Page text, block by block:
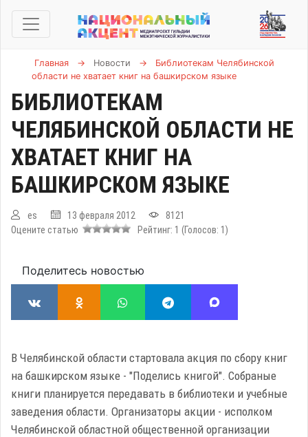
Главная → Новости →
Библиотекам Челябинской
области не хватает книг на башкирском языке
БИБЛИОТЕКАМ
ЧЕЛЯБИНСКОЙ ОБЛАСТИ НЕ
ХВАТАЕТ КНИГ НА
БАШКИРСКОМ ЯЗЫКЕ
es 13 февраля 2012
8121
Оцените статью
Рейтинг: 1 (Голосов: 1 )
Поделитесь новостью
В Челябинской области стартовала акция по сбору книг
на башкирском языке - "Поделись книгой". Собраные
книги планируется передавать в библиотеки и учебные
заведения области. Организаторы акции - исполком
Челябинской областной общественной организации